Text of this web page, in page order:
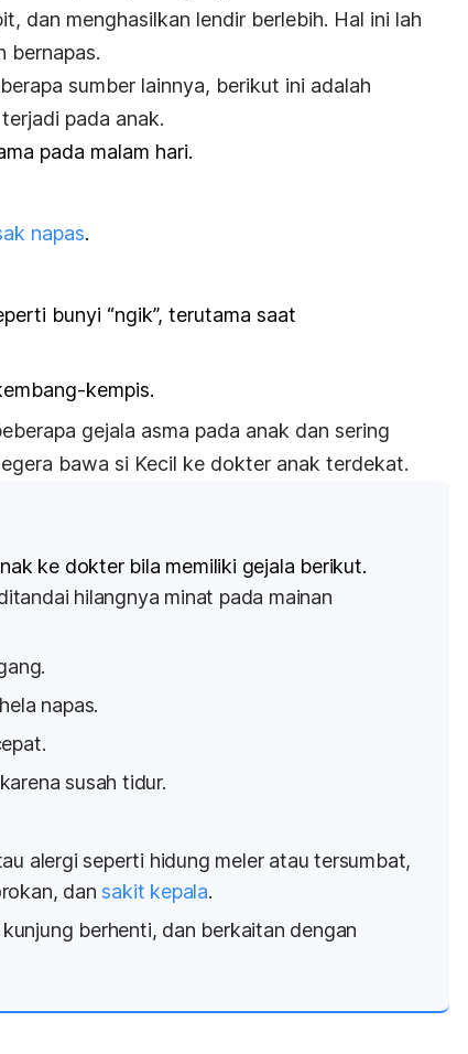
dan menghasilkan lendir berlebih. Hal ini lah
bernapas.
sumber lainnya, berikut ini adalah
pada anak.
pada malam hari.
napas.
bunyi “ngik”, terutama saat
kempis.
gejala asma pada anak dan sering
bawa si Kecil ke dokter anak terdekat.
ke dokter bila memiliki gejala berikut.
hilangnya minat pada mainan
napas.
susah tidur.
alergi seperti hidung meler atau tersumbat,
dan sakit kepala.
berhenti, dan berkaitan dengan